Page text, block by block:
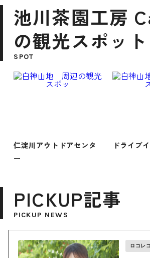
池川茶園工房
の観光スポット
SPOT
仁淀川アウトドアセンタ
ー
ドライブ
PICKUP記事
PICKUP NEWS
ロコレコ